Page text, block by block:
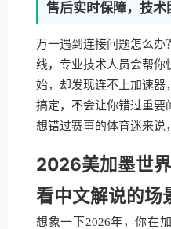
售后实时保障，技术
万一遇到连接问题怎么办？
线，专业技术人员会帮
始，却发现连不上加速器
搞定，不会让你错过重要
想错过赛事的体育迷来说
2026美加墨世
看中文解说的场
想象一下2026年，你在